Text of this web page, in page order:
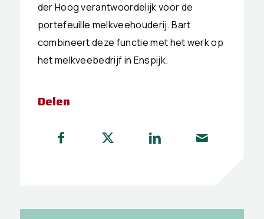
der Hoog verantwoordelijk voor de
portefeuille melkveehouderij. Bart
combineert deze functie met het werk op
het melkveebedrijf in Enspijk.
Delen